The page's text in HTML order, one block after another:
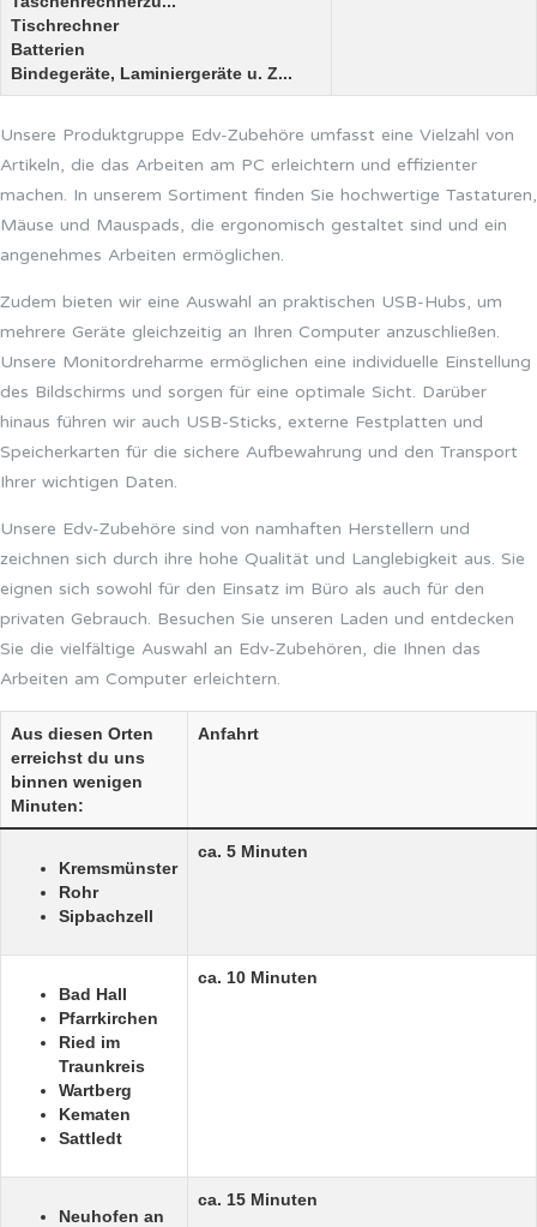
Tischrechner
Batterien
Bindegeräte, Laminiergeräte u. Z...
Unsere Produktgruppe Edv-Zubehöre umfasst eine Vielzahl von
Artikeln, die das Arbeiten am PC erleichtern und effizienter
machen. In unserem Sortiment finden Sie hochwertige Tastaturen,
Mäuse und Mauspads, die ergonomisch gestaltet sind und ein
angenehmes Arbeiten ermöglichen.
Zudem bieten wir eine Auswahl an praktischen USB-Hubs, um
mehrere Geräte gleichzeitig an Ihren Computer anzuschließen.
Unsere Monitordreharme ermöglichen eine individuelle Einstellung
des Bildschirms und sorgen für eine optimale Sicht. Darüber
hinaus führen wir auch USB-Sticks, externe Festplatten und
Speicherkarten für die sichere Aufbewahrung und den Transport
Ihrer wichtigen Daten.
Unsere Edv-Zubehöre sind von namhaften Herstellern und
zeichnen sich durch ihre hohe Qualität und Langlebigkeit aus. Sie
eignen sich sowohl für den Einsatz im Büro als auch für den
privaten Gebrauch. Besuchen Sie unseren Laden und entdecken
Sie die vielfältige Auswahl an Edv-Zubehören, die Ihnen das
Arbeiten am Computer erleichtern.
Aus diesen Orten
erreichst du uns
binnen wenigen
Minuten:
Anfahrt
Kremsmünster
Rohr
Sipbachzell
ca. 5 Minuten
Bad Hall
Pfarrkirchen
Ried im
Traunkreis
Wartberg
Kematen
Sattledt
ca. 10 Minuten
Neuhofen an
ca. 15 Minuten